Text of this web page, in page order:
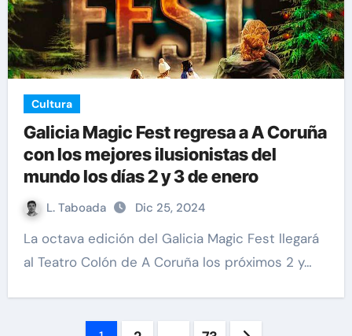
Cultura
Galicia Magic Fest regresa a A Coruña
con los mejores ilusionistas del
mundo los días 2 y 3 de enero
L. Taboada Dic 25, 2024
La octava edición del Galicia Magic Fest llegará
al Teatro Colón de A Coruña los próximos 2 y…